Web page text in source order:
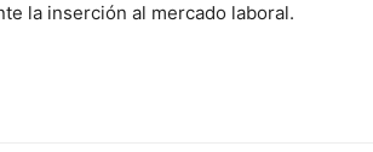
la inserción al mercado laboral.